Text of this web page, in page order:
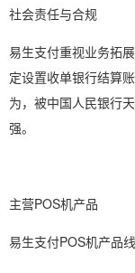
社会责任与合规
易生支付重视业务拓
定设置收单银行结算
为，被中国人民银行
强。
主营POS机产品
易生支付POS机产品